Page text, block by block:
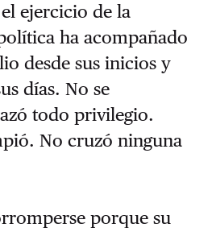
ejercicio de la
ha acompañado
desde sus inicios y
días. No se
todo privilegio.
No cruzó ninguna
porque su